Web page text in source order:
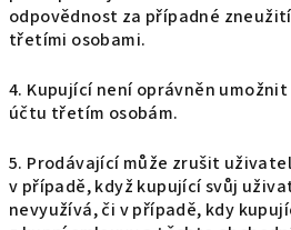
odpovědnost za případné
třetími osobami.
4. Kupující není oprávněn
účtu třetím osobám.
5. Prodávající může zrušit
v případě, když kupující svůj
nevyužívá, či v případě, kdy